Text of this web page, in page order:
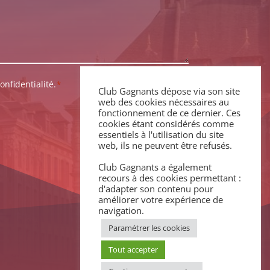
*
Club Gagnants dépose via son site
web des cookies nécessaires au
fonctionnement de ce dernier. Ces
cookies étant considérés comme
essentiels à l'utilisation du site
web, ils ne peuvent être refusés.
Club Gagnants a également
recours à des cookies permettant :
d'adapter son contenu pour
améliorer votre expérience de
navigation.
Paramétrer les cookies
Tout accepter